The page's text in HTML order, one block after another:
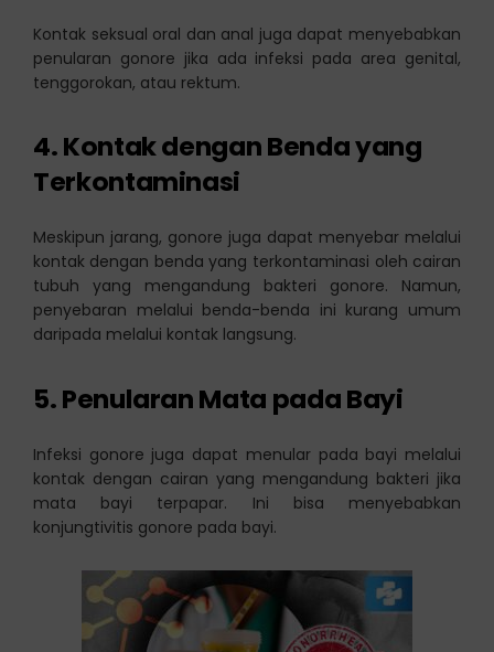
Kontak seksual oral dan anal juga dapat menyebabkan
penularan gonore jika ada infeksi pada area genital,
tenggorokan, atau rektum.
4.Kontak dengan Benda yang
Terkontaminasi
Meskipun jarang, gonore juga dapat menyebar melalui
kontak dengan benda yang terkontaminasi oleh cairan
tubuh yang mengandung bakteri gonore. Namun,
penyebaran melalui benda-benda ini kurang umum
daripada melalui kontak langsung.
5.Penularan Mata pada Bayi
Infeksi gonore juga dapat menular pada bayi melalui
kontak dengan cairan yang mengandung bakteri jika
mata bayi terpapar. Ini bisa menyebabkan
konjungtivitis gonore pada bayi.